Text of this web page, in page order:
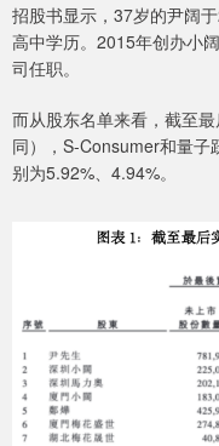
招股书显示，37岁的尹阔
高中学历。2015年创办小
司任职。
而从股东名单来看，截至
同），S-Consumer和量子
别为5.92%、4.94%。